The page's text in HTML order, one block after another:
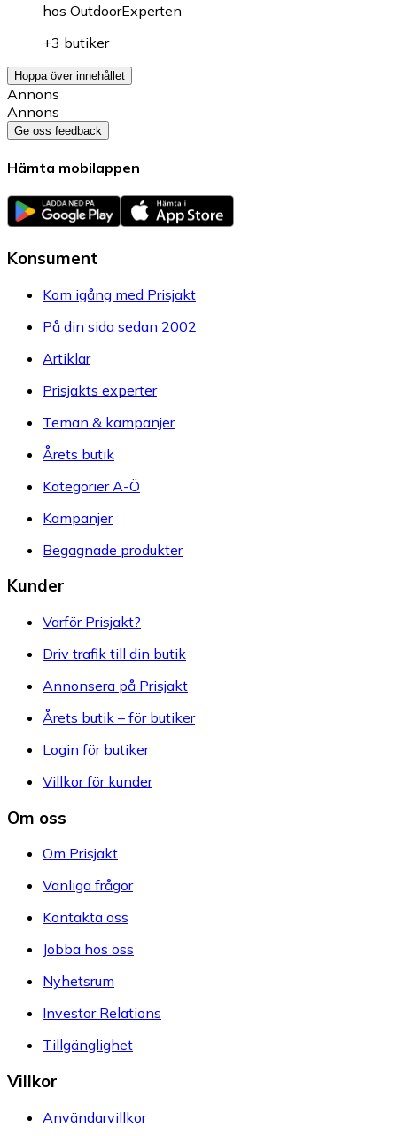
hos OutdoorExperten
+3 butiker
Hoppa över innehållet
Annons
Annons
Ge oss feedback
Hämta mobilappen
Konsument
Kom igång med Prisjakt
På din sida sedan 2002
Artiklar
Prisjakts experter
Teman & kampanjer
Årets butik
Kategorier A-Ö
Kampanjer
Begagnade produkter
Kunder
Varför Prisjakt?
Driv trafik till din butik
Annonsera på Prisjakt
Årets butik – för butiker
Login för butiker
Villkor för kunder
Om oss
Om Prisjakt
Vanliga frågor
Kontakta oss
Jobba hos oss
Nyhetsrum
Investor Relations
Tillgänglighet
Villkor
Användarvillkor